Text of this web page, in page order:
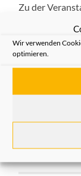
Wir verwenden
optimieren.
Zu der
auch SM
Begleitung
der Wonne